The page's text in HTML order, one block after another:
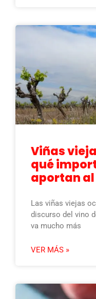
Viñas
qué
aportan
Las viñas viejas
discurso del vino
va mucho más
VER MÁS »